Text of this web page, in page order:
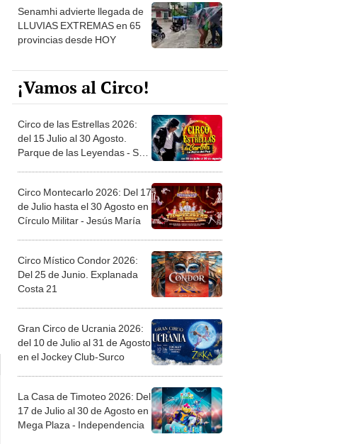
Senamhi advierte llegada de
LLUVIAS EXTREMAS en 65
provincias desde HOY
¡Vamos al Circo!
Circo de las Estrellas 2026:
del 15 Julio al 30 Agosto.
Parque de las Leyendas - San
Circo Montecarlo 2026: Del 17
de Julio hasta el 30 Agosto en
Círculo Militar - Jesús María
Circo Místico Condor 2026:
Del 25 de Junio. Explanada
Costa 21
Gran Circo de Ucrania 2026:
del 10 de Julio al 31 de Agosto
en el Jockey Club-Surco
La Casa de Timoteo 2026: Del
17 de Julio al 30 de Agosto en
Mega Plaza - Independencia